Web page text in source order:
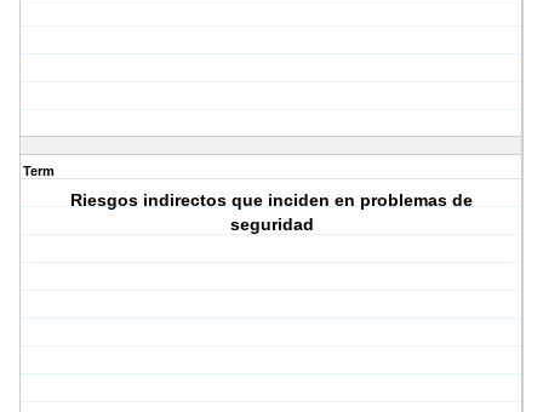
Term
Riesgos indirectos que inciden en problemas de
seguridad